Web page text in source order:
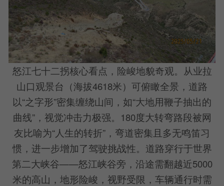
怒江七十二拐核心看点，险峻地貌奇观。从业拉
山口观景台（海拔4618米）可俯瞰全景，道路
以“之字形”密集缠绕山间，如“大地用鞭子抽出的
曲线”，视觉冲击力极强。180度大转弯路段被网
友比喻为“人生的转折”，弯道密集且多无鸣笛习
惯，进一步增加了驾驶挑战性。道路穿行于世界
第二大峡谷——怒江峡谷旁，沿途需翻越近5000
米的高山，地形险峻，视野受限，车辆通行时需